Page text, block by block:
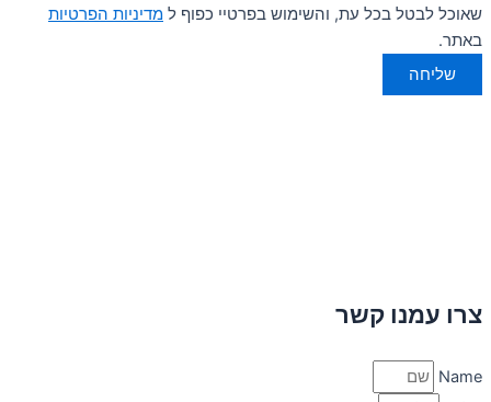
שאוכל לבטל בכל עת, והשימוש בפרטיי כפוף ל מדיניות הפרטיות
באתר.
שליחה
צרו עמנו קשר
Name